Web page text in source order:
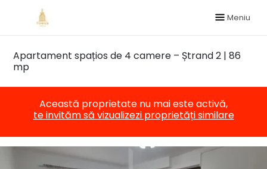
Meniu
Apartament spațios de 4 camere – Ștrand 2 | 86
mp
Această proprietate nu mai este activă,
te invităm să vizualizezi proprietăți similare